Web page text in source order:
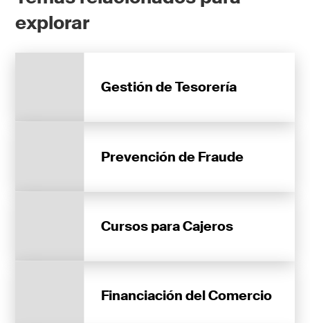
explorar
Gestión de Tesorería
Prevención de Fraude
Cursos para Cajeros
Financiación del Comercio